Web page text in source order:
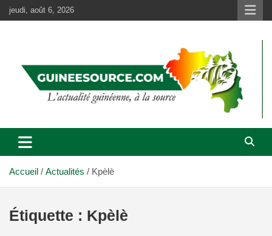
Aller
au
jeudi, août 6, 2026
Accueil Actualités Kpèlè
Étiquette : Kpèlè